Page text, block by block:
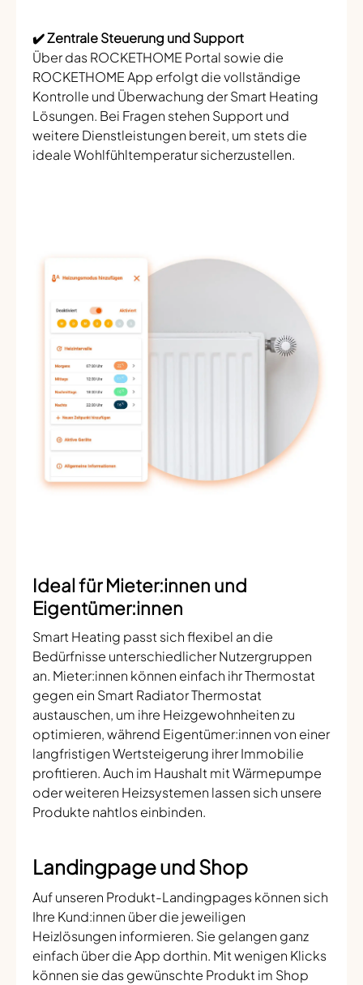
✔️ Zentrale Steuerung und Support
Über das ROCKETHOME Portal sowie die
ROCKETHOME App erfolgt die vollständige
Kontrolle und Überwachung der Smart Heating
Lösungen. Bei Fragen stehen Support und
weitere Dienstleistungen bereit, um stets die
ideale Wohlfühltemperatur sicherzustellen.
Ideal für Mieter:innen und
Eigentümer:innen
Smart Heating passt sich flexibel an die
Bedürfnisse unterschiedlicher Nutzergruppen
an. Mieter:innen können einfach ihr Thermostat
gegen ein Smart Radiator Thermostat
austauschen, um ihre Heizgewohnheiten zu
optimieren, während Eigentümer:innen von einer
langfristigen Wertsteigerung ihrer Immobilie
profitieren. Auch im Haushalt mit Wärmepumpe
oder weiteren Heizsystemen lassen sich unsere
Produkte nahtlos einbinden.
Landingpage und Shop
Auf unseren Produkt-Landingpages können sich
Ihre Kund:innen über die jeweiligen
Heizlösungen informieren. Sie gelangen ganz
einfach über die App dorthin. Mit wenigen Klicks
können sie das gewünschte Produkt im Shop